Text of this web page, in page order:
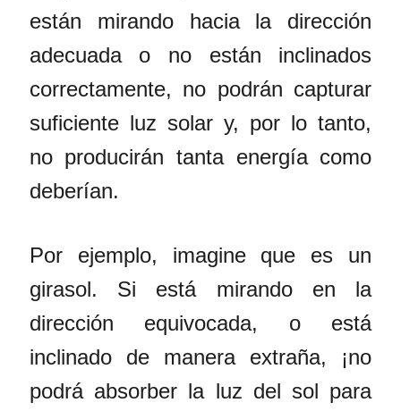
están mirando hacia la dirección
adecuada o no están inclinados
correctamente, no podrán capturar
suficiente luz solar y, por lo tanto,
no producirán tanta energía como
deberían.
Por ejemplo, imagine que es un
girasol. Si está mirando en la
dirección equivocada, o está
inclinado de manera extraña, ¡no
podrá absorber la luz del sol para